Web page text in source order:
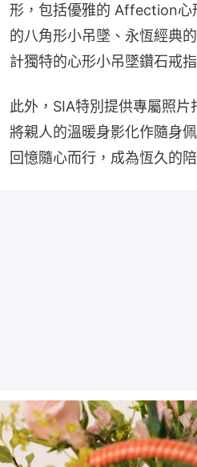
形，包括優雅的 Affection心
的八角形小吊墜、永恆經典
計獨特的心形小吊墜鑽石戒指
此外，SIA特別提供專屬照
將親人的溫暖身影化作隨身
回憶隨心而行，成為恆久的陪